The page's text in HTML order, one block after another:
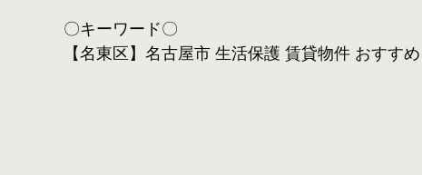
〇キーワード〇
【名東区】名古屋市 生活保護 賃貸物件 おすすめ